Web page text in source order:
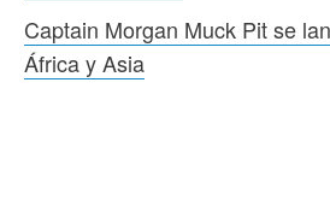
Captain Morgan Muck Pit se
África y Asia